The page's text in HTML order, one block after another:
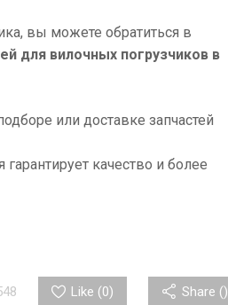
вы можете обратиться в
для вилочных погрузчиков в
или доставке запчастей
качество и более
Like (0) Share ()